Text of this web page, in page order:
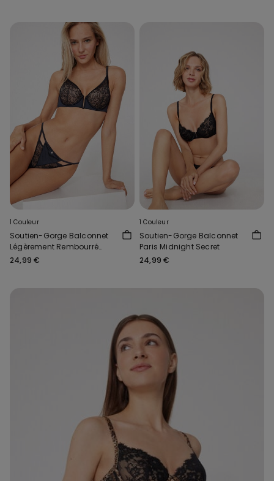
1 Couleur
Soutien-Gorge Balconnet
Légèrement Rembourré
Mystery Essence
24,99 €
1 Couleur
Soutien-Gorge Balconnet
Paris Midnight Secret
24,99 €